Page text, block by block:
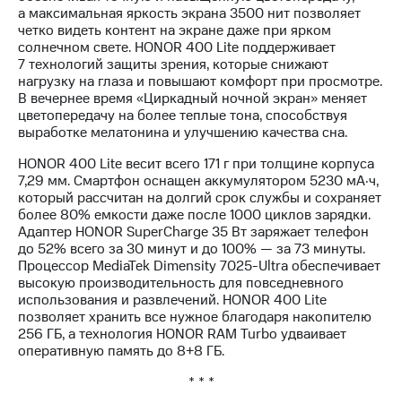
а максимальная яркость экрана 3500 нит позволяет
четко видеть контент на экране даже при ярком
солнечном свете. HONOR 400 Lite поддерживает
7 технологий защиты зрения, которые снижают
нагрузку на глаза и повышают комфорт при просмотре.
В вечернее время «Циркадный ночной экран» меняет
цветопередачу на более теплые тона, способствуя
выработке мелатонина и улучшению качества сна.
HONOR 400 Lite весит всего 171 г при толщине корпуса
7,29 мм. Смартфон оснащен аккумулятором 5230 мА·ч,
который рассчитан на долгий срок службы и сохраняет
более 80% емкости даже после 1000 циклов зарядки.
Адаптер HONOR SuperCharge 35 Вт заряжает телефон
до 52% всего за 30 минут и до 100% — за 73 минуты.
Процессор MediaTek Dimensity 7025-Ultra обеспечивает
высокую производительность для повседневного
использования и развлечений. HONOR 400 Lite
позволяет хранить все нужное благодаря накопителю
256 ГБ, а технология HONOR RAM Turbo удваивает
оперативную память до 8+8 ГБ.
* * *